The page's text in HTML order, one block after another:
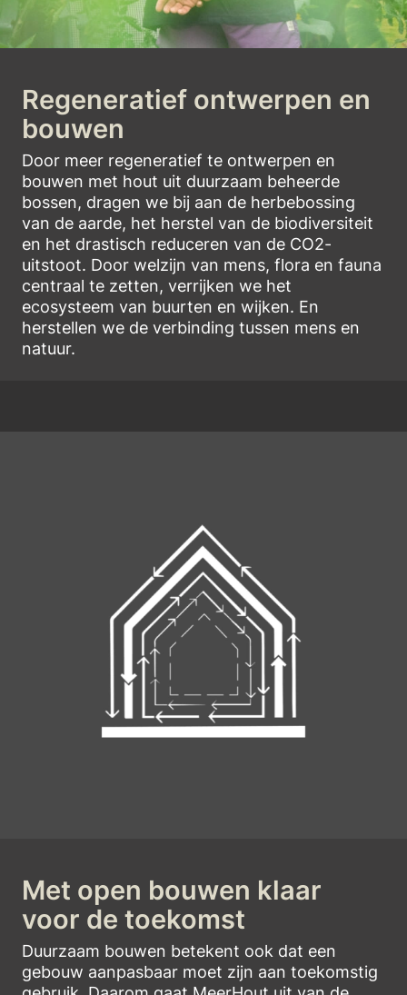
Regeneratief ontwerpen en
bouwen
Door meer regeneratief te ontwerpen en
bouwen met hout uit duurzaam beheerde
bossen, dragen we bij aan de herbebossing
van de aarde, het herstel van de biodiversiteit
en het drastisch reduceren van de CO2-
uitstoot. Door welzijn van mens, flora en fauna
centraal te zetten, verrijken we het
ecosysteem van buurten en wijken. En
herstellen we de verbinding tussen mens en
natuur.
Met open bouwen klaar
voor de toekomst
Duurzaam bouwen betekent ook dat een
gebouw aanpasbaar moet zijn aan toekomstig